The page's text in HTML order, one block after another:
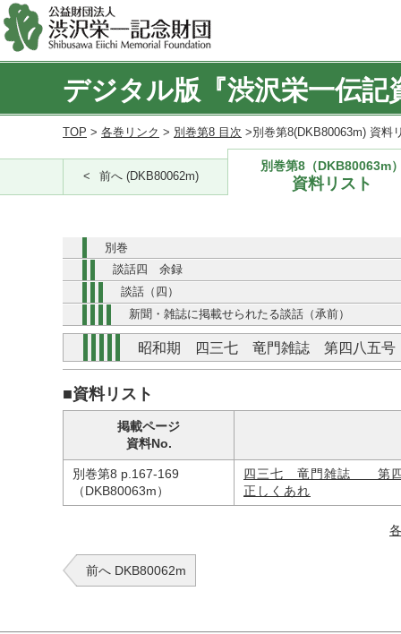
デジタル版『渋沢栄一伝記
TOP > 各巻リンク > 別巻第8 目次 >別巻第8(DKB80063m) 資料
前へ (DKB80062m)
別巻第8（DKB80063m
資料リスト
別巻
談話四 余録
談話（四）
新聞・雑誌に掲載せられたる談話（承前）
昭和期 四三七 竜門雑誌 第四八五号
■資料リスト
掲載ページ
資料No.
別巻第8 p.167-169
（DKB80063m）
四三七 竜門雑誌 第
正しくあれ
前へ DKB80062m